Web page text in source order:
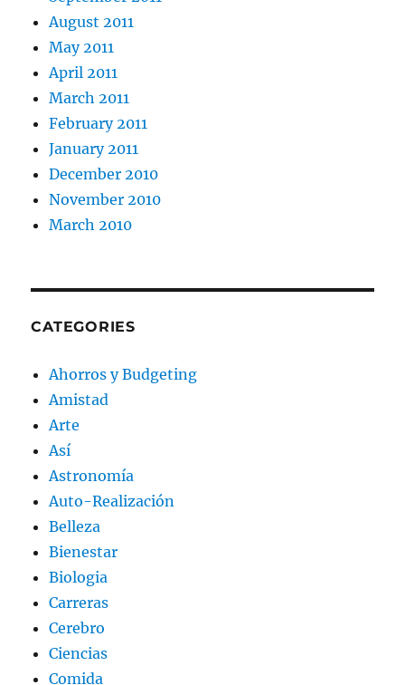
August 2011
May 2011
April 2011
March 2011
February 2011
January 2011
December 2010
November 2010
March 2010
CATEGORIES
Ahorros y Budgeting
Amistad
Arte
Así
Astronomía
Auto-Realización
Belleza
Bienestar
Biologia
Carreras
Cerebro
Ciencias
Comida